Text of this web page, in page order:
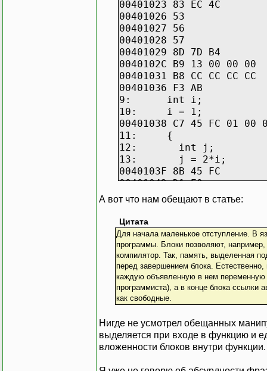
00401023 83
00401026
00401027
00401028
00401029 8D
0040102C B9 13
00401031 B8 CC CC
00401036 F3 AB
9: int i;
10: i = 1;
00401038 C7 45 FC
11: {
12: int j;
13: j = 2*i;
0040103F 8B 45
00401042
00401044 89 45
14: {
15: int k;
16: k = j + 3;
00401047 8B
0040104A 83
0040104D 89 4D
17: }
18: }
19: }
00401051
00401052
00401053 8B
А вот что нам обещают в статье:
Цитата
Для начала маленькое отступление. В
программы. Блоки позволяют,
компилятор. Так, память, выделенная
перед завершением блока.
каждую объявленную в нем переменную
программиста), а в конце блока ссылки
как свободные.
Нигде не усмотрел обещанных
выделяется при входе в функцию и
вложенности блоков внутри функции.